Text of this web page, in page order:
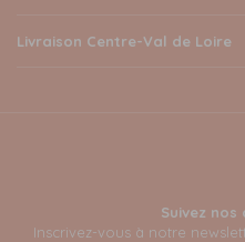
Livraison Centre-Val de Loire
Suivez
Inscrivez-vous à notre